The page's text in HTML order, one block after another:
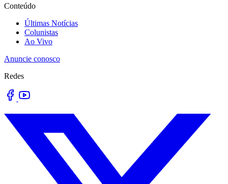
Conteúdo
Últimas Notícias
Colunistas
Ao Vivo
Anuncie conosco
Redes